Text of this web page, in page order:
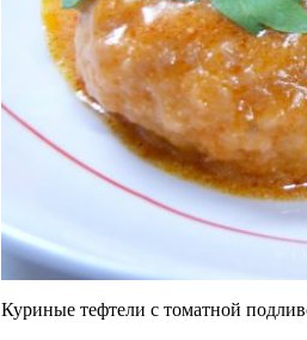
Куриные тефтели с томатной